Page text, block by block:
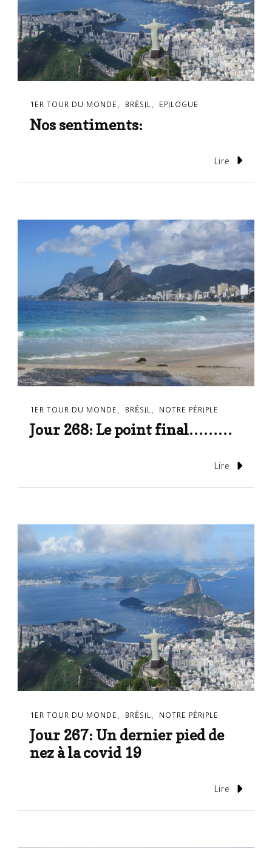
1ER TOUR DU MONDE BRÉSIL EPILOGUE
Nos sentiments:
Lire
1ER TOUR DU MONDE BRÉSIL NOTRE PÉRIPLE
Jour 268: Le point final………
Lire
1ER TOUR DU MONDE BRÉSIL NOTRE PÉRIPLE
Jour 267: Un dernier pied de
nez à la covid 19
Lire